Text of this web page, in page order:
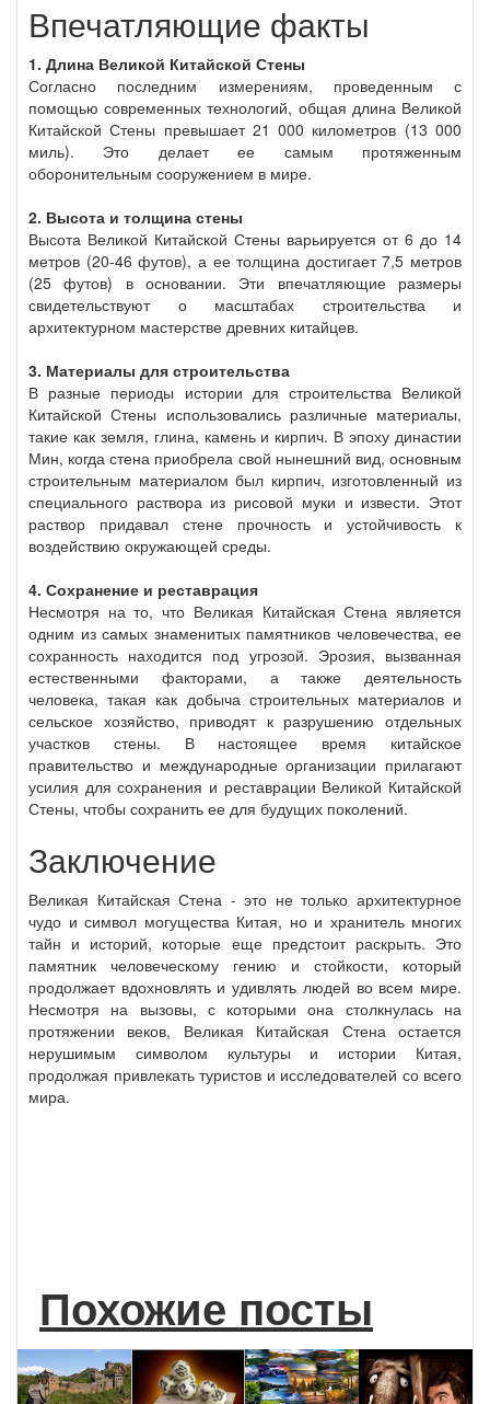
Впечатляющие факты
1. Длина Великой Китайской Стены
Согласно последним измерениям, проведенным с
помощью современных технологий, общая длина Великой
Китайской Стены превышает 21 000 километров (13 000
миль). Это делает ее самым протяженным
оборонительным сооружением в мире.
2. Высота и толщина стены
Высота Великой Китайской Стены варьируется от 6 до 14
метров (20-46 футов), а ее толщина достигает 7,5 метров
(25 футов) в основании. Эти впечатляющие размеры
свидетельствуют о масштабах строительства и
архитектурном мастерстве древних китайцев.
3. Материалы для строительства
В разные периоды истории для строительства Великой
Китайской Стены использовались различные материалы,
такие как земля, глина, камень и кирпич. В эпоху династии
Мин, когда стена приобрела свой нынешний вид, основным
строительным материалом был кирпич, изготовленный из
специального раствора из рисовой муки и извести. Этот
раствор придавал стене прочность и устойчивость к
воздействию окружающей среды.
4. Сохранение и реставрация
Несмотря на то, что Великая Китайская Стена является
одним из самых знаменитых памятников человечества, ее
сохранность находится под угрозой. Эрозия, вызванная
естественными факторами, а также деятельность
человека, такая как добыча строительных материалов и
сельское хозяйство, приводят к разрушению отдельных
участков стены. В настоящее время китайское
правительство и международные организации прилагают
усилия для сохранения и реставрации Великой Китайской
Стены, чтобы сохранить ее для будущих поколений.
Заключение
Великая Китайская Стена - это не только архитектурное
чудо и символ могущества Китая, но и хранитель многих
тайн и историй, которые еще предстоит раскрыть. Это
памятник человеческому гению и стойкости, который
продолжает вдохновлять и удивлять людей во всем мире.
Несмотря на вызовы, с которыми она столкнулась на
протяжении веков, Великая Китайская Стена остается
нерушимым символом культуры и истории Китая,
продолжая привлекать туристов и исследователей со всего
мира.
Похожие посты